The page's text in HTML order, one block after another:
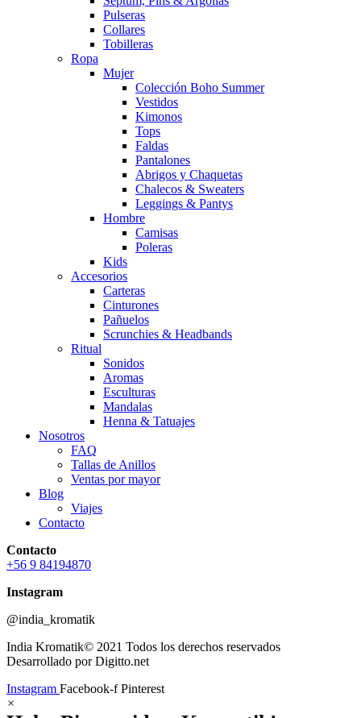
Pulseras
Collares
Tobilleras
Ropa
Mujer
Colección Boho Summer
Vestidos
Kimonos
Tops
Faldas
Pantalones
Abrigos y Chaquetas
Chalecos & Sweaters
Leggings & Pantys
Hombre
Camisas
Poleras
Kids
Accesorios
Carteras
Cinturones
Pañuelos
Scrunchies & Headbands
Ritual
Sonidos
Aromas
Esculturas
Mandalas
Henna & Tatuajes
Nosotros
FAQ
Tallas de Anillos
Ventas por mayor
Blog
Viajes
Contacto
Contacto
+56 9 84194870
Instagram
@india_kromatik
India Kromatik© 2021 Todos los derechos reservados
Desarrollado por Digitto.net
Instagram Facebook-f Pinterest
×